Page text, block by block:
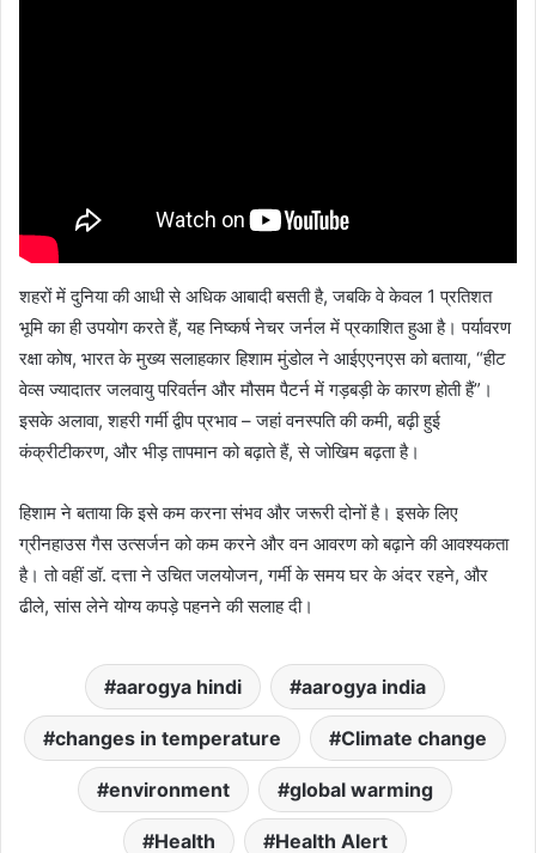
शहरों में दुनिया की आधी से अधिक आबादी बसती है, जबकि वे केवल 1 प्रतिशत
भूमि का ही उपयोग करते हैं, यह निष्कर्ष नेचर जर्नल में प्रकाशित हुआ है। पर्यावरण
रक्षा कोष, भारत के मुख्य सलाहकार हिशाम मुंडोल ने आईएएनएस को बताया, “हीट
वेव्स ज्यादातर जलवायु परिवर्तन और मौसम पैटर्न में गड़बड़ी के कारण होती हैं”।
इसके अलावा, शहरी गर्मी द्वीप प्रभाव – जहां वनस्पति की कमी, बढ़ी हुई
कंक्रीटीकरण, और भीड़ तापमान को बढ़ाते हैं, से जोखिम बढ़ता है।
हिशाम ने बताया कि इसे कम करना संभव और जरूरी दोनों है। इसके लिए
ग्रीनहाउस गैस उत्सर्जन को कम करने और वन आवरण को बढ़ाने की आवश्यकता
है। तो वहीं डॉ. दत्ता ने उचित जलयोजन, गर्मी के समय घर के अंदर रहने, और
ढीले, सांस लेने योग्य कपड़े पहनने की सलाह दी।
aarogya hindi aarogya india
changes in temperature Climate change
environment global warming
Health Health Alert